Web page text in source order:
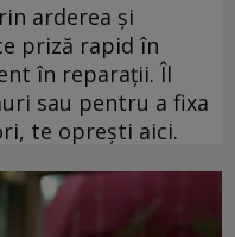
arderea și
priză rapid în
în reparații. Îl
sau pentru a fixa
te oprești aici.